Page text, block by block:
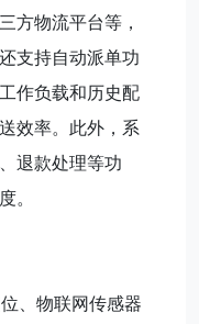
方物流平台等，
支持自动派单功
作负载和历史配
效率。此外，系
退款处理等功
。
、物联网传感器